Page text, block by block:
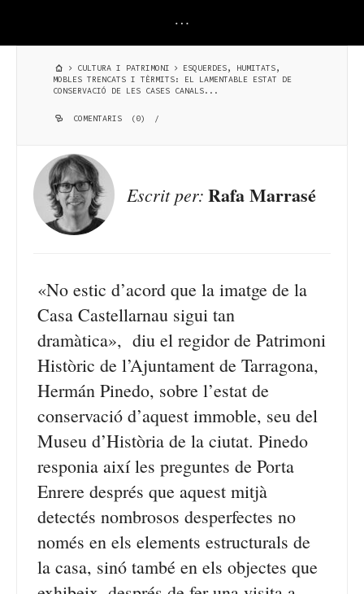
…
CULTURA I PATRIMONI
ESQUERDES, HUMITATS,
MOBLES TRENCATS I TÈRMITS: EL LAMENTABLE ESTAT DE
CONSERVACIÓ DE LES CASES CANALS...
COMENTARIS (0) /
Escrit per: Rafa Marrasé
«No estic d’acord que la imatge de la
Casa Castellarnau sigui tan
dramàtica», diu el regidor de Patrimoni
Històric de l’Ajuntament de Tarragona,
Hermán Pinedo, sobre l’estat de
conservació d’aquest immoble, seu del
Museu d’Història de la ciutat. Pinedo
responia així les preguntes de Porta
Enrere després que aquest mitjà
detectés nombrosos desperfectes no
només en els elements estructurals de
la casa, sinó també en els objectes que